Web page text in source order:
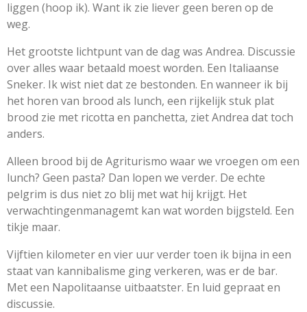
liggen (hoop ik). Want ik zie liever geen beren op de
weg.
Het grootste lichtpunt van de dag was Andrea. Discussie
over alles waar betaald moest worden. Een Italiaanse
Sneker. Ik wist niet dat ze bestonden. En wanneer ik bij
het horen van brood als lunch, een rijkelijk stuk plat
brood zie met ricotta en panchetta, ziet Andrea dat toch
anders.
Alleen brood bij de Agriturismo waar we vroegen om een
lunch? Geen pasta? Dan lopen we verder. De echte
pelgrim is dus niet zo blij met wat hij krijgt. Het
verwachtingenmanagemt kan wat worden bijgsteld. Een
tikje maar.
Vijftien kilometer en vier uur verder toen ik bijna in een
staat van kannibalisme ging verkeren, was er de bar.
Met een Napolitaanse uitbaatster. En luid gepraat en
discussie.